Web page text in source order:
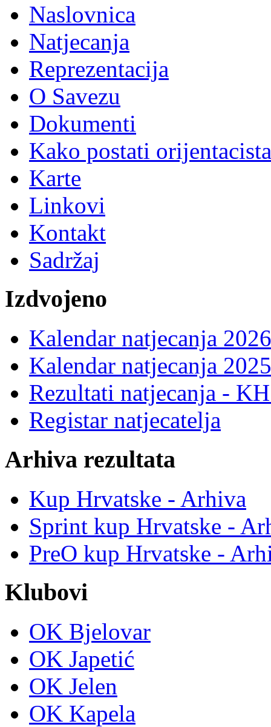
Naslovnica
Natjecanja
Reprezentacija
O Savezu
Dokumenti
Kako postati
Karte
Linkovi
Kontakt
Sadržaj
Izdvojeno
Kalendar natjecanja
Kalendar natjecanja
Rezultati natjecanja -
Registar natjecatelja
Arhiva rezultata
Kup Hrvatske - Arhiva
Sprint kup Hrvatske -
PreO kup Hrvatske -
Klubovi
OK Bjelovar
OK Japetić
OK Jelen
OK Kapela